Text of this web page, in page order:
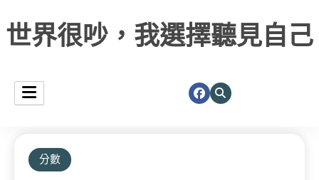
世界很吵，我選擇聽見自己
分數